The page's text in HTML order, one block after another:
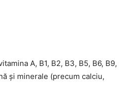
A, B1, B2, B3, B5, B6, B9,
și minerale (precum calciu,